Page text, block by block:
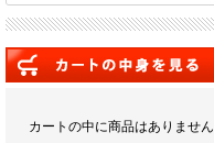
カートの中に商品はありません